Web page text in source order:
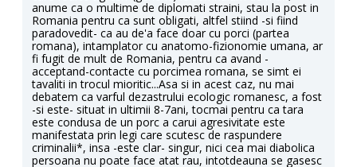
anume ca o multime de diplomati straini, stau la post in
Romania pentru ca sunt obligati, altfel stiind -si fiind
paradovedit- ca au de'a face doar cu porci (partea
romana), intamplator cu anatomo-fizionomie umana, ar
fi fugit de mult de Romania, pentru ca avand -
acceptand-contacte cu porcimea romana, se simt ei
tavaliti in trocul mioritic...Asa si in acest caz, nu mai
debatem ca varful dezastrului ecologic romanesc, a fost
-si este- situat in ultimii 8-7ani, tocmai pentru ca tara
este condusa de un porc a carui agresivitate este
manifestata prin legi care scutesc de raspundere
criminalii*, insa -este clar- singur, nici cea mai diabolica
persoana nu poate face atat rau, intotdeauna se gasesc